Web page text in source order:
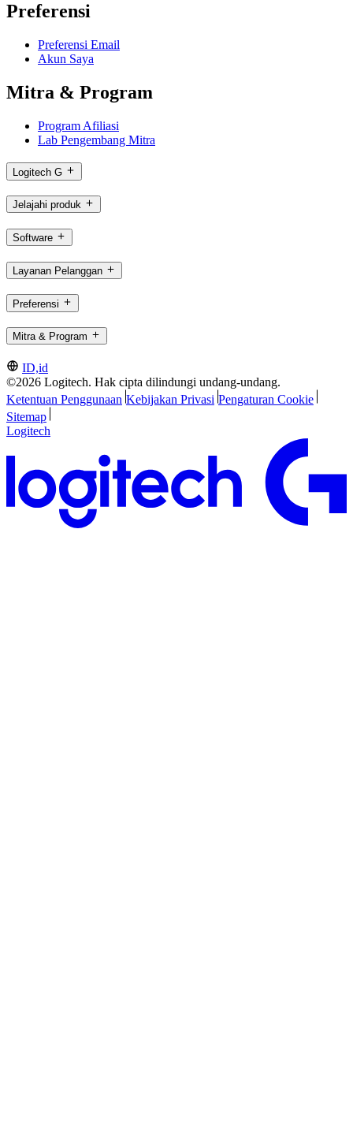
Preferensi
Preferensi Email
Akun Saya
Mitra & Program
Program Afiliasi
Lab Pengembang Mitra
Logitech G
Jelajahi produk
Software
Layanan Pelanggan
Preferensi
Mitra & Program
ID,id
©2026 Logitech. Hak cipta dilindungi undang-undang.
Ketentuan Penggunaan Kebijakan Privasi Pengaturan Cookie
Sitemap
Logitech